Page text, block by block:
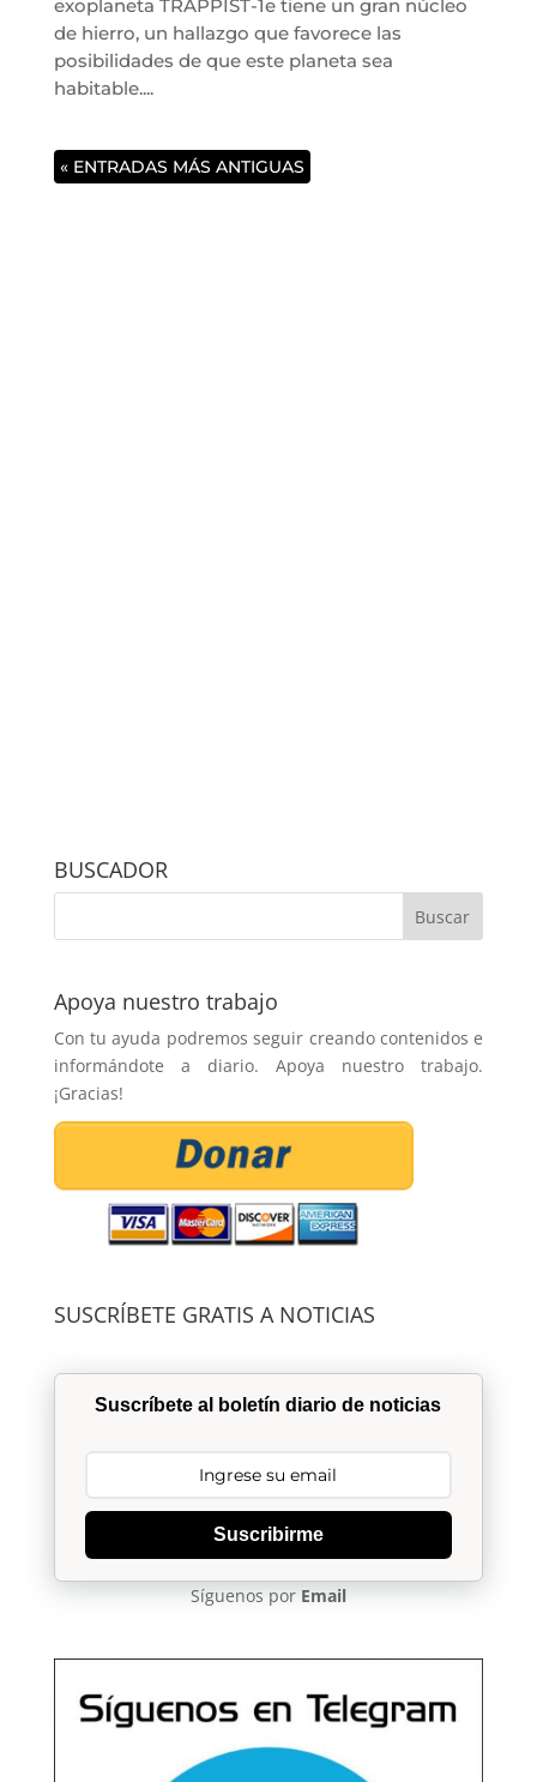
exoplaneta TRAPPIST-1e tiene un gran núcleo
de hierro, un hallazgo que favorece las
posibilidades de que este planeta sea
habitable....
« ENTRADAS MÁS ANTIGUAS
BUSCADOR
Apoya nuestro trabajo
Con tu ayuda podremos seguir creando contenidos e
informándote a diario. Apoya nuestro trabajo.
¡Gracias!
SUSCRÍBETE GRATIS A NOTICIAS
Suscríbete al boletín diario de noticias
Suscribirme
Síguenos por Email